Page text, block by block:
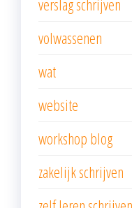
verslag schrijven
volwassenen
wat
website
workshop blog
zakelijk schrijven